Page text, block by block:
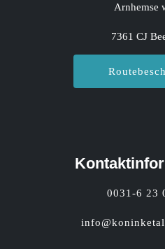
Arnhemse
7361 CJ
0031-6 23